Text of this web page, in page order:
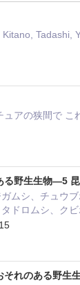
Tadashi,
アの狭間で こ
る野生生物―5
ムシ、チュウ
ドロムシ、ク
それのある野生